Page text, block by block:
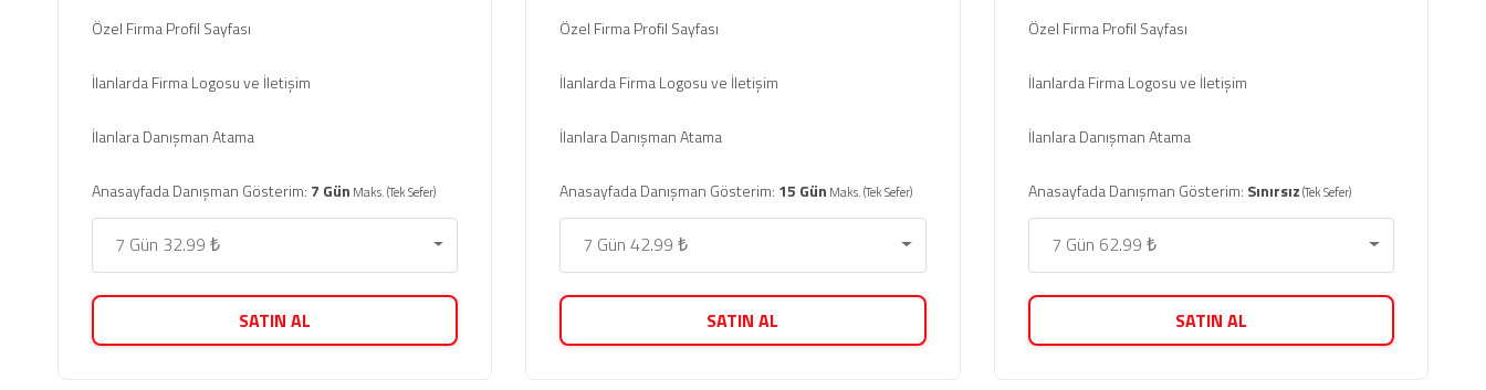
Özel Firma Profil Sayfası
İlanlarda Firma Logosu ve İletişim
İlanlara Danışman Atama
Anasayfada Danışman Gösterim: 7 Gün Maks. (Tek Sefer)
7 Gün 32.99 ₺
SATIN AL
Özel Firma Profil Sayfası
İlanlarda Firma Logosu ve İletişim
İlanlara Danışman Atama
Anasayfada Danışman Gösterim: 15 Gün Maks. (Tek Sefer)
7 Gün 42.99 ₺
SATIN AL
Özel Firma Profil Sayfası
İlanlarda Firma Logosu ve İletişim
İlanlara Danışman Atama
Anasayfada Danışman Gösterim: Sınırsız(Tek Sefer)
7 Gün 62.99 ₺
SATIN AL